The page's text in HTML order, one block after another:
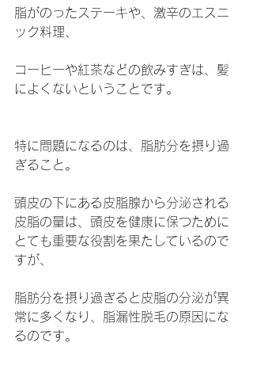
脂がのったステーキや、激辛のエスニ
ック料理、
コーヒーや紅茶などの飲みすぎは、髪
によくないということです。
特に問題になるのは、脂肪分を摂り過
ぎること。
頭皮の下にある皮脂腺から分泌される
皮脂の量は、頭皮を健康に保つために
とても重要な役割を果たしているので
すが、
脂肪分を摂り過ぎると皮脂の分泌が異
常に多くなり、脂漏性脱毛の原因にな
るのです。